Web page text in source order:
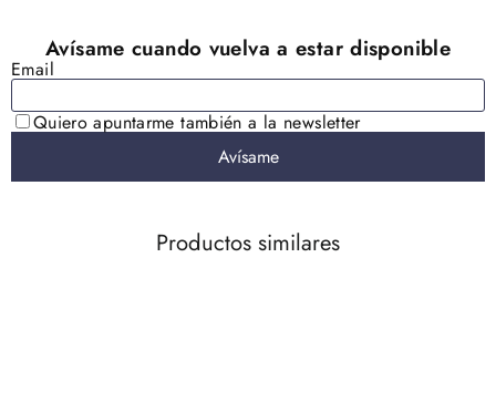
Productos similares